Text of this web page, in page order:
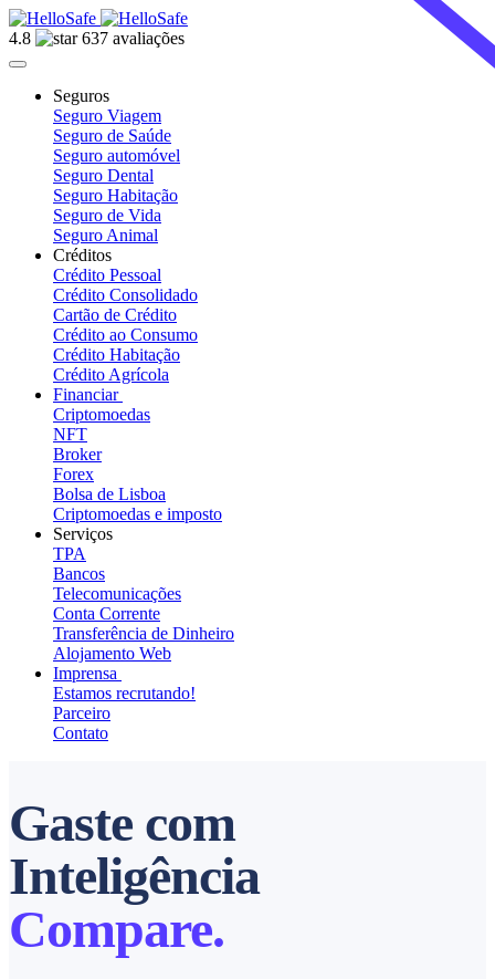
4.8 637 avaliações
Seguros
Seguro Viagem
Seguro de Saúde
Seguro automóvel
Seguro Dental
Seguro Habitação
Seguro de Vida
Seguro Animal
Créditos
Crédito Pessoal
Crédito Consolidado
Cartão de Crédito
Crédito ao Consumo
Crédito Habitação
Crédito Agrícola
Financiar
Criptomoedas
NFT
Broker
Forex
Bolsa de Lisboa
Criptomoedas e imposto
Serviços
TPA
Bancos
Telecomunicações
Conta Corrente
Transferência de Dinheiro
Alojamento Web
Imprensa
Estamos recrutando!
Parceiro
Contato
Gaste com
Inteligência
Compare.